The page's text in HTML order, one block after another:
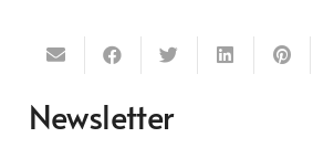
Newsletter